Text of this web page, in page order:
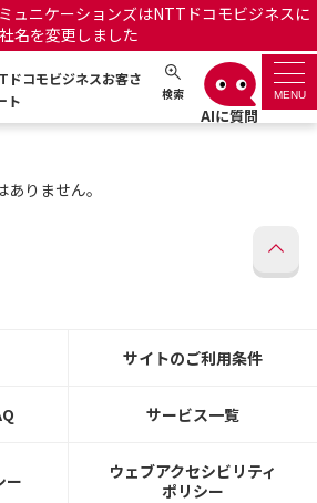
ュニケーションズはNTTドコモビジネスに
社名を変更しました
ドコモビジネスお客さ
ト
検索 MENU
スお客さまサポート 日本語 English
ら探す
りません。
サイトのご利用条件
サービス一覧
ー
ウェブアクセシビリティ
ポリシー